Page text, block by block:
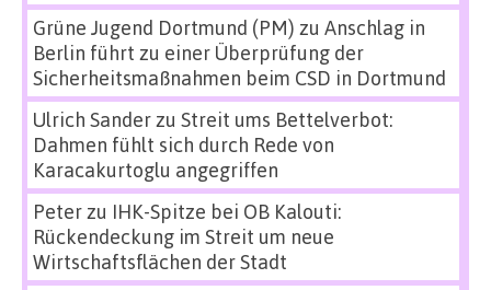
Grüne Jugend Dortmund (PM) zu Anschlag in
Berlin führt zu einer Überprüfung der
Sicherheitsmaßnahmen beim CSD in Dortmund
Ulrich Sanderzu Streit ums Bettelverbot:
Dahmen fühlt sich durch Rede von
Karacakurtoglu angegriffen
Peterzu IHK-Spitze bei OB Kalouti:
Rückendeckung im Streit um neue
Wirtschaftsflächen der Stadt